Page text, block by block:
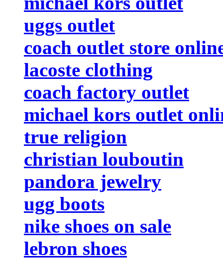
uggs outlet
coach outlet store
lacoste clothing
coach factory outlet
michael kors outlet
true religion
christian louboutin
pandora jewelry
ugg boots
nike shoes on sale
lebron shoes